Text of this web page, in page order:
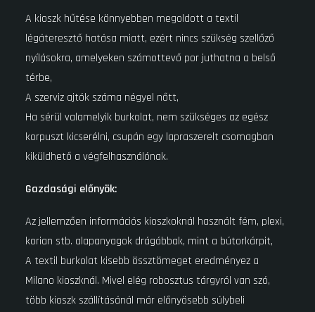
A kioszk hűtése könnyebben megoldott a textil
légáteresztő hatása miatt, ezért nincs szükség szellőző
nyílásokra, amelyeken számottevő por juthatna a belső
térbe,
A szerviz ajtók száma négyel nőtt,
Ha sérül valamelyik burkolat, nem szükséges az egész
korpuszt kicserélni, csupán egy lapraszerelt csomagban
kiküldhető a végfelhasználónak.
Gazdasági előnyök:
Az jellemzően információs kioszkoknál használt fém, plexi,
korian stb. alapanyagok drágábbak, mint a bútorkárpit,
A textil burkolat kisebb össztömeget eredményez a
Milano kioszknál. Mivel elég robosztus tárgyról van szó,
több kioszk szállításánál már előnyösebb súlybeli